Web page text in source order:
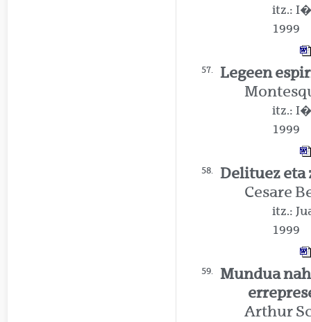
itz.:
1999
57.
Legeen
itz.:
1999
58.
Delituez eta
Cesare
itz.:
1999
59.
Mundua
Arthur